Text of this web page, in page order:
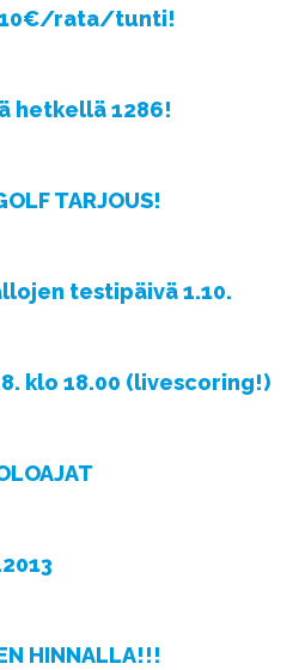
10€/rata/tunti!
hetkellä 1286!
TARJOUS!
testipäivä 1.10.
klo 18.00 (livescoring!)
HINNALLA!!!